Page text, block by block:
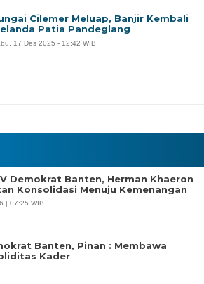
Demokrat Banten, Herman Khaeron
Konsolidasi Menuju Kemenangan
| 07:25 WIB
Banten, Pinan : Membawa
Kader
Cilemer Meluap, Banjir Kembali
Patia Pandeglang
17 Des 2025 - 12:42 WIB